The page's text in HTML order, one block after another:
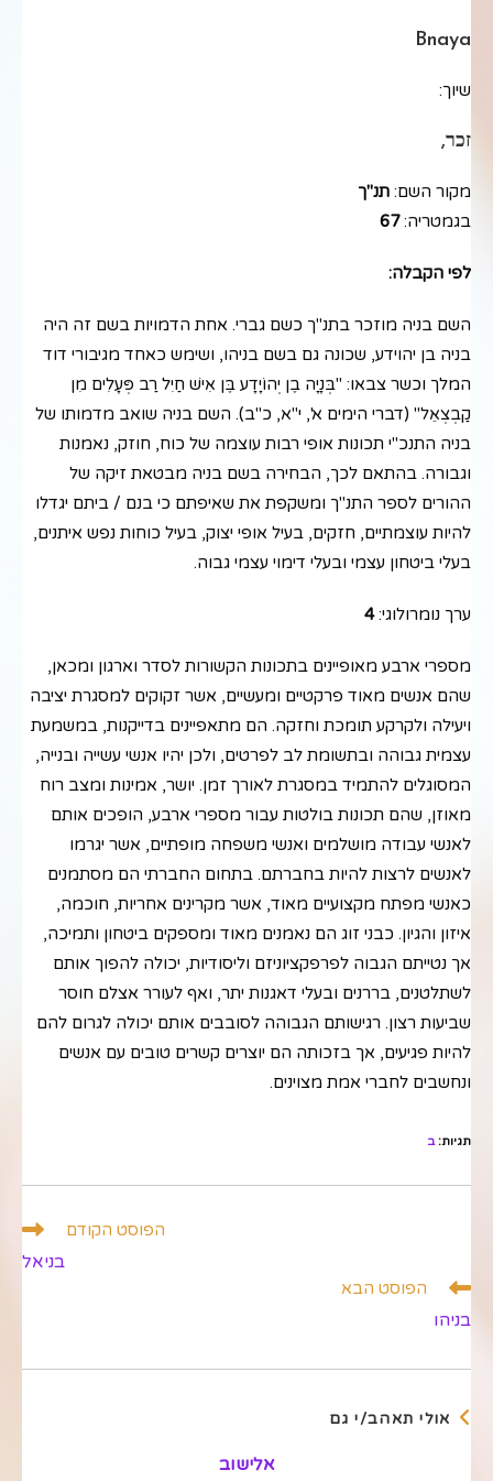
Bnaya
שיוך:
זכר,
מקור השם: תנ"ך
בגמטריה:67
לפי הקבלה:
השם בניה מוזכר בתנ"ך כשם גברי. אחת הדמויות בשם זה היה
בניה בן יהוידע, שכונה גם בשם בניהו, ושימש כאחד מגיבורי דוד
המלך וכשר צבאו: "בְּנָיָה בֶן יְהוֹיָדָע בֶּן אִישׁ חַיִל רַב פְּעָלִים מִן
קַבְצְאֵל" (דברי הימים א', י"א, כ"ב). השם בניה שואב מדמותו של
בניה התנכ"י תכונות אופי רבות עוצמה של כוח, חוזק, נאמנות
וגבורה. בהתאם לכך, הבחירה בשם בניה מבטאת זיקה של
ההורים לספר התנ"ך ומשקפת את שאיפתם כי בנם / ביתם יגדלו
להיות עוצמתיים, חזקים, בעיל אופי יצוק, בעיל כוחות נפש איתנים,
בעלי ביטחון עצמי ובעלי דימוי עצמי גבוה.
ערך נומרולוגי:4
מספרי ארבע מאופיינים בתכונות הקשורות לסדר וארגון ומכאן,
שהם אנשים מאוד פרקטיים ומעשיים, אשר זקוקים למסגרת יציבה
ויעילה ולקרקע תומכת וחזקה. הם מתאפיינים בדייקנות, במשמעת
עצמית גבוהה ובתשומת לב לפרטים, ולכן יהיו אנשי עשייה ובנייה,
המסוגלים להתמיד במסגרת לאורך זמן. יושר, אמינות ומצב רוח
מאוזן, שהם תכונות בולטות עבור מספרי ארבע, הופכים אותם
לאנשי עבודה מושלמים ואנשי משפחה מופתיים, אשר יגרמו
לאנשים לרצות להיות בחברתם. בתחום החברתי הם מסתמנים
כאנשי מפתח מקצועיים מאוד, אשר מקרינים אחריות, חוכמה,
איזון והגיון. כבני זוג הם נאמנים מאוד ומספקים ביטחון ותמיכה,
אך נטייתם הגבוה לפרפקציוניזם וליסודיות, יכולה להפוך אותם
לשתלטנים, בררנים ובעלי דאגנות יתר, ואף לעורר אצלם חוסר
שביעות רצון. רגישותם הגבוהה לסובבים אותם יכולה לגרום להם
להיות פגיעים, אך בזכותה הם יוצרים קשרים טובים עם אנשים
ונחשבים לחברי אמת מצוינים.
תגיות:ב
הפוסט הקודם
בניאל
הפוסט הבא
בניהו
אולי תאהב/י גם
אלישוב